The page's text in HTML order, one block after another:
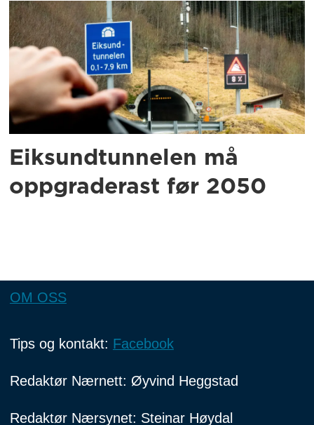
Eiksundtunnelen må
oppgraderast før 2050
OM OSS
Tips og kontakt: Facebook
Redaktør Nærnett: Øyvind Heggstad
Redaktør Nærsynet: Steinar Høydal